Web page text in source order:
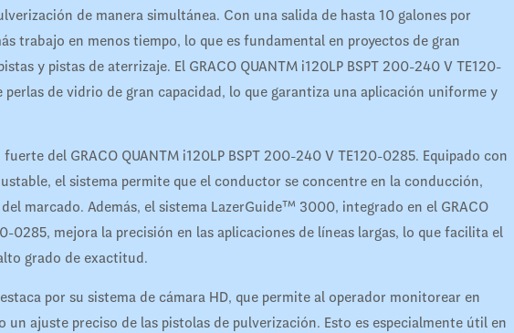
de manera simultánea. Con una salida de hasta 10 galones por
trabajo en menos tiempo, lo que es fundamental en proyectos de gran
y pistas de aterrizaje. El GRACO QUANTM i120LP BSPT 200-240 V TE120-
de vidrio de gran capacidad, lo que garantiza una aplicación uniforme y
del GRACO QUANTM i120LP BSPT 200-240 V TE120-0285. Equipado con
el sistema permite que el conductor se concentre en la conducción,
marcado. Además, el sistema LazerGuide™ 3000, integrado en el GRACO
0285, mejora la precisión en las aplicaciones de líneas largas, lo que facilita el
grado de exactitud.
por su sistema de cámara HD, que permite al operador monitorear en
un ajuste preciso de las pistolas de pulverización. Esto es especialmente útil en